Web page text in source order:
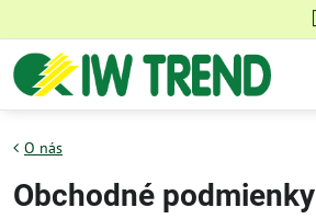
O nás
Obchodné podmienky